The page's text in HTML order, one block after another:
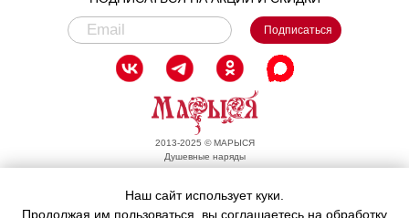
2013-2025 ©МАРЫСЯ
Душевные наряды
Подписаться
заказы в интернет-магазине обрабатываются в рабочее
Наш сайт использует куки.
Продолжая им пользоваться, вы соглашаетесь на обработку